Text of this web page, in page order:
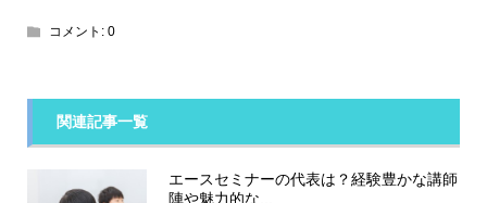
コメント: 0
関連記事一覧
エースセミナーの代表は？経験豊かな講師
陣や魅力的な...